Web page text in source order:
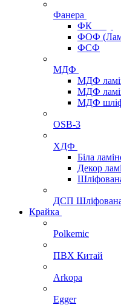
Фанера
ФК
ФОФ
ФСФ
МДФ
МДФ
МДФ
МДФ
OSB-3
ХДФ
Біла
Декор
ДСП
Крайка
Polkemic
ПВХ Китай
Arkopa
Egger